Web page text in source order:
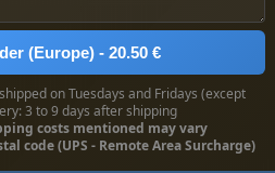
(Europe) - 20.50 €
on Tuesdays and Fridays (except
3 to 9 days after shipping
costs mentioned may vary
code (UPS - Remote Area Surcharge)